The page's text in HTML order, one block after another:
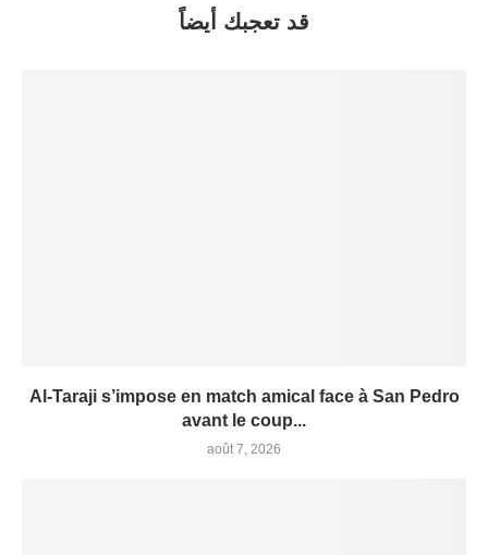
قد تعجبك أيضاً
Al-Taraji s’impose en match amical face à San Pedro
avant le coup...
août 7, 2026